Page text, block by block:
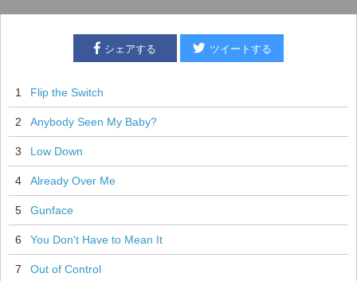
シェアする ツイートする
1 Flip the Switch
2 Anybody Seen My Baby?
3 Low Down
4 Already Over Me
5 Gunface
6 You Don't Have to Mean It
7 Out of Control